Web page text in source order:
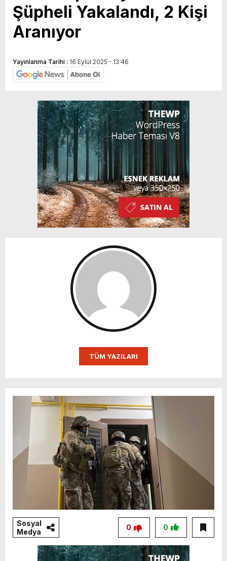
Şüpheli Yakalandı, 2 Kişi
Aranıyor
Yayınlanma Tarihi : 16 Eylül 2025 - 13:46
TÜM YAZILARI
Sosyal
Medya
0
0